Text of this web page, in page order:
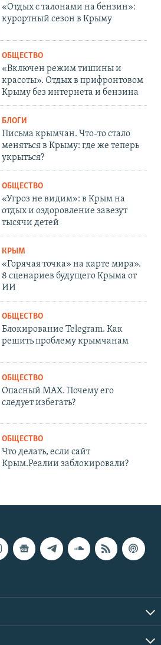
«Отдых с талонами на бензин»:
курортный сезон в Крыму
ОБЩЕСТВО
«Включен режим тишины и
красоты». Отдых в прифронтовом
Крыму без интернета и бензина
БЛОГИ
Письма крымчан. Что-то стало
меняться в Крыму: где же теперь
укрыться?
ОБЩЕСТВО
«Угроз не видим»: в Крым на
отдых и оздоровление завезут
тысячи детей
КРЫМ
«Горячая точка» на карте мира».
8 сценариев будущего Крыма от
ИИ
ОБЩЕСТВО
Блокирование Telegram. Как
решить проблему крымчанам
ОБЩЕСТВО
Опасный MAX. Почему его
следует избегать?
ОБЩЕСТВО
Что делать, если сайт
Крым.Реалии заблокировали?